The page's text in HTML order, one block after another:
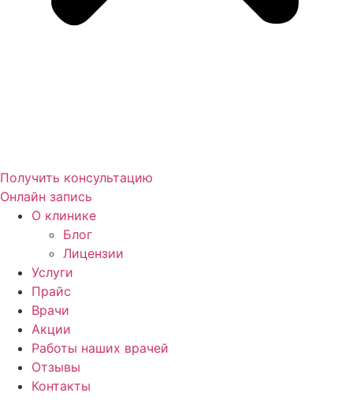
Получить консультацию
Онлайн запись
О клинике
Блог
Лицензии
Услуги
Прайс
Врачи
Акции
Работы наших врачей
Отзывы
Контакты